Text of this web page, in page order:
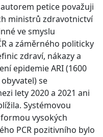
petice považuji
ministrů zdravotnictví
ve smyslu
a záměrného politicky
zdraví, nákazy a
epidemie ARI (1600
se
lety 2020 a 2021 ani
Systémovou
vysokých
PCR pozitivního bylo